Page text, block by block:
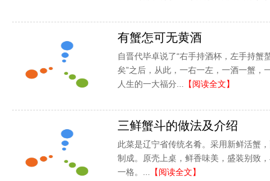
有蟹怎可无黄酒
自晋代毕卓说了“右手持酒杯，左手持蟹
矣”之后，从此，一右一左，一酒一蟹，
人生的一大福分...
【阅读全文】
三鲜蟹斗的做法及介绍
此菜是辽宁省传统名肴。采用新鲜活蟹
制成。原壳上桌，鲜香味美，盛装别致
一格。...
【阅读全文】